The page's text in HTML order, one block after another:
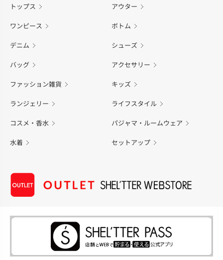
トップス アウター
ワンピース ボトム
デニム シューズ
バッグ アクセサリー
ファッション雑貨 キッズ
ランジェリー ライフスタイル
コスメ・香水 パジャマ・ルームウェア
水着 セットアップ